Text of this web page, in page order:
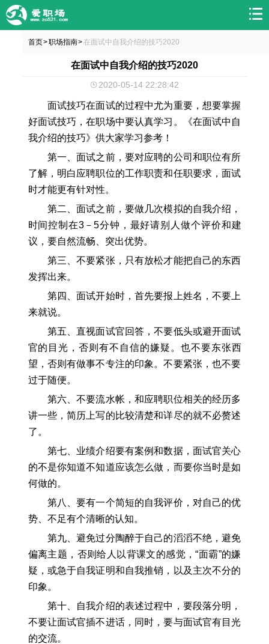
首页>职场指南>在面试中自我介绍的技巧2020
在面试中自我介绍的技巧2020
2020-05-14 22:28:42
面试技巧在面试的过程中尤为重要，想要掌握
好面试技巧，在职场中要认真学习。《在面试中自
我介绍的技巧》供大家学习参考！
第一、面试之前，要对应聘的公司和职位有所
了解，明白应聘职位的工作职责和任职要求，面试
时才能更有针对性。
第二、面试之前，要做几次模拟的自我介绍，
时间控制在3－5分钟，最好请别人做个评价和建
议，要自然流畅、突出优势。
第三、不要紧张，只有放松才能把自己的东西
发挥出来。
第四、面试开始时，首先要报上姓名，不要上
来就说。
第五、直视面试官回答，不要低头或避开面试
官的目光，否则有不自信的嫌疑。也不要东张西
望，否则有做事不专注的印象。不要紧张，也不要
过于随便。
第六、不要流水帐，和应聘职位相关的经历多
讲一些，简历上写的比较清楚和详尽的就不必赘述
了。
第七、业绩介绍要有案例和数据，面试官关心
的不是你知道不知道应该怎么做，而要你当时是如
何做的。
第八、要有一个简短的自我评价，对自己的优
势、不足有个清晰的认知。
第九、避免过分陶醉于自己的滔滔不绝，避免
偏离主题，否则给人以背课文的感觉，“面霸”的嫌
疑，或急于自我证明和自我推销，以及主次不分的
印象。
第十、自我介绍的表述过程中，要段落分明，
不要让面试官插不进话，同时，要与面试官有目光
的交流。